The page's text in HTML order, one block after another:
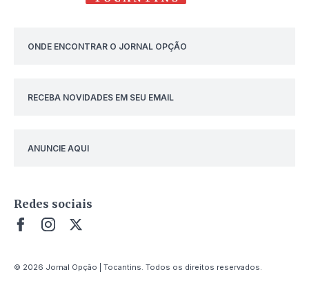
ONDE ENCONTRAR O JORNAL OPÇÃO
RECEBA NOVIDADES EM SEU EMAIL
ANUNCIE AQUI
Redes sociais
© 2026 Jornal Opção | Tocantins. Todos os direitos reservados.